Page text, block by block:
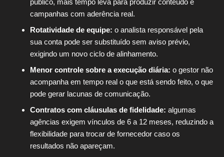
público, mais tempo leva para produzir conteúdo e
campanhas com aderência real.
Rotatividade de equipe: o analista responsável pela
sua conta pode ser substituído sem aviso prévio,
exigindo um novo ciclo de alinhamento.
Menor controle sobre a execução diária: o gestor não
acompanha em tempo real o que está sendo feito, o que
pode gerar lacunas de comunicação.
Contratos com cláusulas de fidelidade: algumas
agências exigem vínculos de 6 a 12 meses, reduzindo a
flexibilidade para trocar de fornecedor caso os
resultados não apareçam.